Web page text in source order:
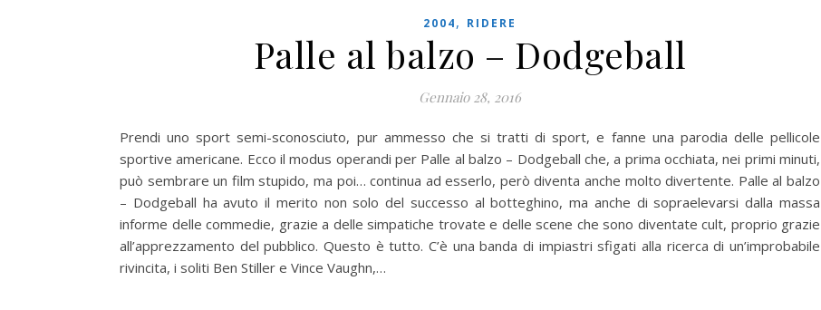
2004, RIDERE
Palle al balzo – Dodgeball
Gennaio 28, 2016
Prendi uno sport semi-sconosciuto, pur ammesso che si tratti di sport, e fanne una parodia delle pellicole
sportive americane. Ecco il modus operandi per Palle al balzo – Dodgeball che, a prima occhiata, nei primi minuti,
può sembrare un film stupido, ma poi… continua ad esserlo, però diventa anche molto divertente. Palle al balzo
– Dodgeball ha avuto il merito non solo del successo al botteghino, ma anche di sopraelevarsi dalla massa
informe delle commedie, grazie a delle simpatiche trovate e delle scene che sono diventate cult, proprio grazie
all’apprezzamento del pubblico. Questo è tutto. C’è una banda di impiastri sfigati alla ricerca di un’improbabile
rivincita, i soliti Ben Stiller e Vince Vaughn,…